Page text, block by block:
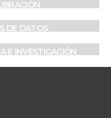
DE DATOS
E INVESTIGACIÓN